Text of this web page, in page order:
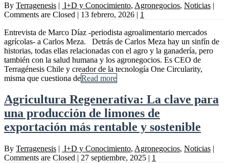
By Terragenesis | I+D y Conocimiento, Agronegocios, Noticias |
Comments are Closed | 13 febrero, 2026 | 1
Entrevista de Marco Díaz -periodista agroalimentario mercados
agrícolas- a Carlos Meza. Detrás de Carlos Meza hay un sinfín de
historias, todas ellas relacionadas con el agro y la ganadería, pero
también con la salud humana y los agronegocios. Es CEO de
Terragénesis Chile y creador de la tecnología One Circularity,
misma que cuestiona deRead more
Agricultura Regenerativa: La clave para
una producción de limones de
exportación más rentable y sostenible
By Terragenesis | I+D y Conocimiento, Agronegocios, Noticias |
Comments are Closed | 27 septiembre, 2025 | 1